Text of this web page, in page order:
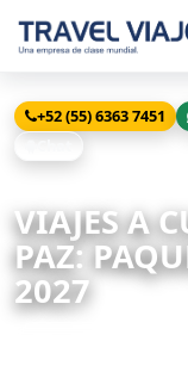
+52 (55) 6363 7451
VIAJES A
PAZ:
2027